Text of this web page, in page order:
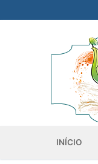
para
INÍCIO